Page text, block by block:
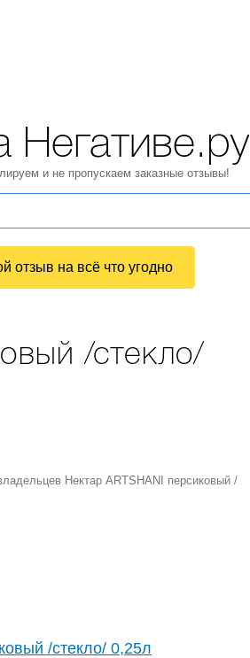
/стекло/
Нектар ARTSHANI персиковый /
/стекло/ 0,25л
Негативе.ру
и не пропускаем заказные отзывы!
отзыв на всё что угодно